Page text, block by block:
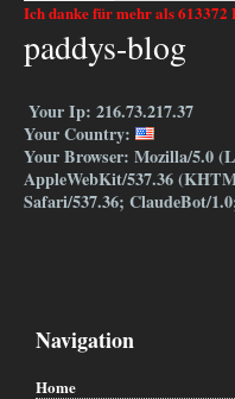
Ich danke für mehr als 613372
paddys-blog
Your Ip: 216.73.217.37
Your Country:
Your Browser: Mozilla/5.0
AppleWebKit/537.36
Safari/537.36; ClaudeBot/
Navigation
Home